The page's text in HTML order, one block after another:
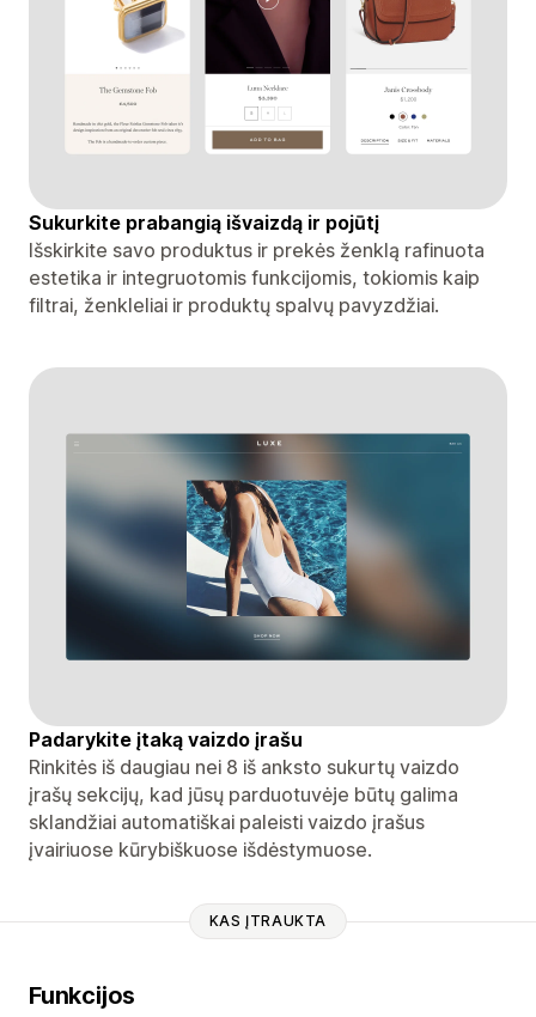
Sukurkite prabangią išvaizdą ir pojūtį
Išskirkite savo produktus ir prekės ženklą rafinuota
estetika ir integruotomis funkcijomis, tokiomis kaip
filtrai, ženkleliai ir produktų spalvų pavyzdžiai.
Padarykite įtaką vaizdo įrašu
Rinkitės iš daugiau nei 8 iš anksto sukurtų vaizdo
įrašų sekcijų, kad jūsų parduotuvėje būtų galima
sklandžiai automatiškai paleisti vaizdo įrašus
įvairiuose kūrybiškuose išdėstymuose.
KAS ĮTRAUKTA
Funkcijos